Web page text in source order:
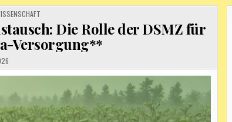
Die Rolle der DSMZ für
Versorgung**